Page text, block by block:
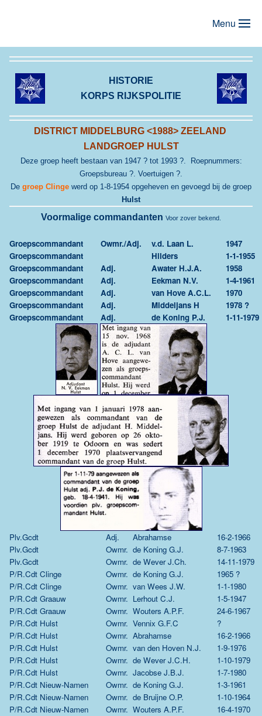
Menu
HISTORIE
KORPS RIJKSPOLITIE
DISTRICT MIDDELBURG <1988> ZEELAND
LANDGROEP HULST
Deze groep heeft bestaan van 1947 ? tot 1993 ?. Roepnummers:
Groepsbureau ?. Voertuigen ?.
De groep Clinge werd op 1-8-1954 opgeheven en gevoegd bij de groep
Hulst
Voormalige commandanten Voor zover bekend.
Groepscommandant Owmr./Adj. v.d. Laan L.
1947
Groepscommandant
Hilders
1-1-1955
Groepscommandant
Adj. Awater H.J.A.
1958
Groepscommandant
Adj. Eekman N.V.
1-4-1961
Groepscommandant
Adj. van Hove A.C.L.
1970
Groepscommandant
Adj. Middeljans H
1978 ?
Groepscommandant
Adj. de Koning P.J. 1-11-1979
Plv.Gcdt Adj. Abrahamse
16-2-1966
Plv.Gcdt
Owmr. de Koning G.J.
8-7-1963
Plv.Gcdt
Owmr. de Wever J.Ch.
14-11-1979
P/R.Cdt Clinge
Owmr. de Koning G.J.
1965 ?
P/R.Cdt Clinge
Owmr. van Wees J.W.
1-1-1980
P/R.Cdt Graauw
Owmr. Lerhout C.J.
1-5-1947
P/R.Cdt Graauw
Owmr. Wouters A.P.F.
24-6-1967
P/R.Cdt Hulst
Owmr. Vennix G.F.C
?
P/R.Cdt Hulst
Owmr. Abrahamse
16-2-1966
P/R.Cdt Hulst
Owmr. van den Hoven N.J.
1-9-1976
P/R.Cdt Hulst
Owmr. de Wever J.C.H.
1-10-1979
P/R.Cdt Hulst
Owmr. Jacobse J.B.J.
1-7-1980
P/R.Cdt Nieuw-Namen
Owmr. de Koning G.J.
1-3-1961
P/R.Cdt Nieuw-Namen
Owmr. de Bruijne O.P.
1-10-1964
P/R.Cdt Nieuw-Namen
Owmr. Wouters A.P.F. 16-4-1970